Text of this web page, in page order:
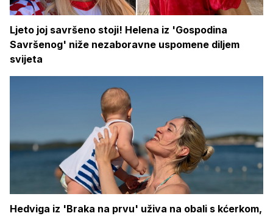
Ljeto joj savršeno stoji! Helena iz 'Gospodina
Savršenog' niže nezaboravne uspomene diljem
svijeta
Hedviga iz 'Braka na prvu' uživa na obali s kćerkom,